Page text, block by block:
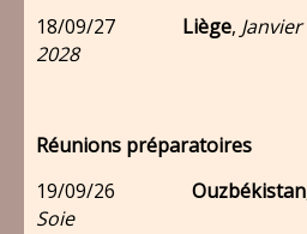
18/09/27 Liège,
2028
Réunions préparatoires
19/09/26 Ouzbékistan
Soie